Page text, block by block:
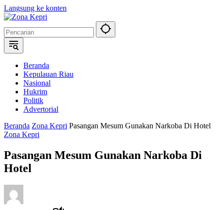
Langsung ke konten
Beranda
Kepulauan Riau
Nasional
Hukrim
Politik
Advertorial
Beranda Zona Kepri Pasangan Mesum Gunakan Narkoba Di Hotel
Zona Kepri
Pasangan Mesum Gunakan Narkoba Di
Hotel